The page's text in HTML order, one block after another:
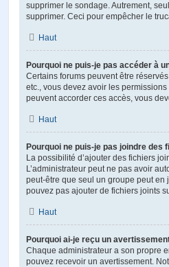
supprimer le sondage. Autrement,
supprimer. Ceci pour empêcher le
Haut
Pourquoi ne puis-je pas accéder à
Certains forums peuvent être
etc., vous devez avoir les
peuvent accorder ces accès, vous
Haut
Pourquoi ne puis-je pas joindre des
La possibilité d’ajouter des fichiers
L’administrateur peut ne pas avoir
peut-être que seul un groupe peut en
pouvez pas ajouter de fichiers joints
Haut
Pourquoi ai-je reçu un
Chaque administrateur a son propre
pouvez recevoir un avertissement.